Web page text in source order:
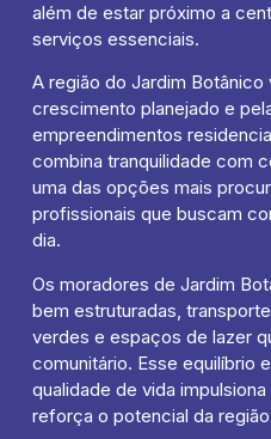
além de estar próximo a
serviços essenciais.
A região do Jardim
crescimento planejado e
empreendimentos
combina tranquilidade com
uma das opções mais
profissionais que buscam
dia.
Os moradores de Jardim
bem estruturadas,
verdes e espaços de lazer
comunitário. Esse equilíbrio
qualidade de vida
reforça o potencial da